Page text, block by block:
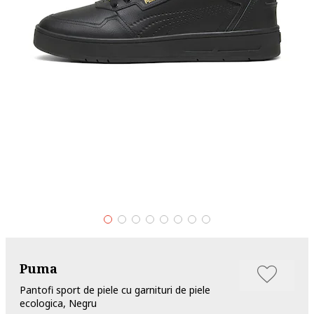
Puma
Pantofi sport de piele cu garnituri de piele
ecologica, Negru